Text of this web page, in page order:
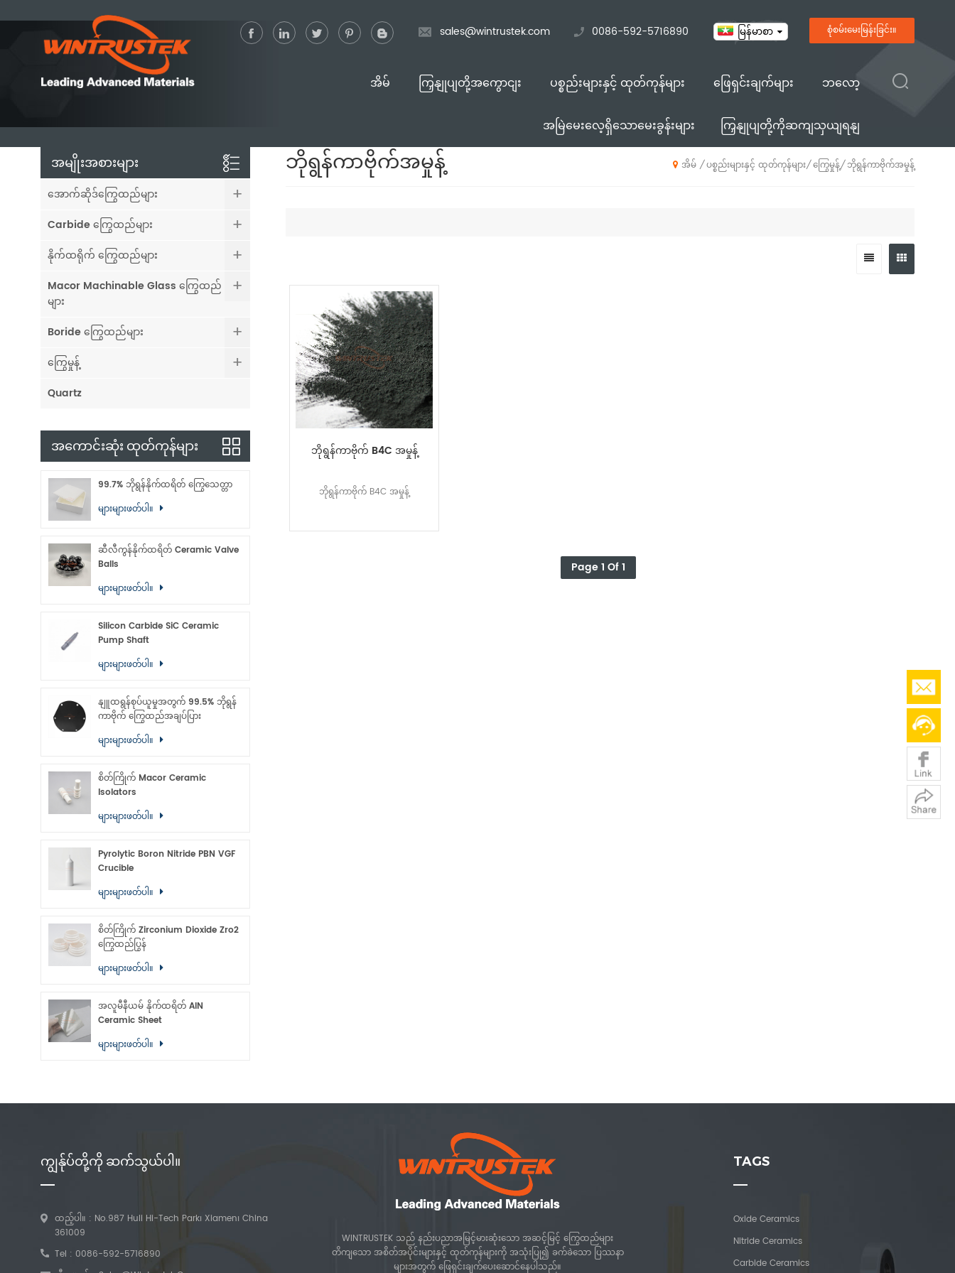
စုံစမ်းမေးမြန်းခြင်း။
မြန်မာစာ
sales@wintrustek.com 0086-592-5716890
အိမ် ကြှနျုပျတို့အကွောငျး ပစ္စည်းများနှင့် ထုတ်ကုန်များ ဖြေရှင်းချက်များ ဘလော့
အမြဲမေးလေ့ရှိသောမေးခွန်းများ ကြှနျုပျတို့ကိုဆကျသှယျရနျ
ဘိုရွန်ကာဗိုက်အမှုန့် အိမ် / ပစ္စည်းများနှင့် ထုတ်ကုန်များ/ ကြွေမှုန့်/ ဘိုရွန်ကာဗိုက်အမှုန့်
ဘိုရွန်ကာဗိုက် B4C အမှုန့်
ဘိုရွန်ကာဗိုက် B4C အမှုန့်
Page 1 Of 1
အမျိုးအစားများ
အောက်ဆိုဒ်ကြွေထည်များ
Carbide ကြွေထည်များ
နိုက်ထရိုက် ကြွေထည်များ
Macor Machinable Glass ကြွေထည်
များ
Boride ကြွေထည်များ
ကြွေမှုန့်
Quartz
အကောင်းဆုံး ထုတ်ကုန်များ
99.7% ဘိုရွန်နိုက်ထရိတ် ကြွေသေတ္တာ
များများဖတ်ပါ။
ဆီလီကွန်နိုက်ထရိတ် Ceramic Valve
Balls
များများဖတ်ပါ။
Silicon Carbide SiC Ceramic
Pump Shaft
များများဖတ်ပါ။
နျူထရွန်စုပ်ယူမှုအတွက် 99.5% ဘိုရွန်
ကာဗိုက် ကြွေထည်အချပ်ပြား
များများဖတ်ပါ။
စိတ်ကြိုက် Macor Ceramic
Isolators
များများဖတ်ပါ။
Pyrolytic Boron Nitride PBN VGF
Crucible
များများဖတ်ပါ။
စိတ်ကြိုက် Zirconium Dioxide Zro2
ကြွေထည်ပြွန်
များများဖတ်ပါ။
အလူမီနီယမ် နိုက်ထရိတ် AlN
Ceramic Sheet
များများဖတ်ပါ။
ကျွန်ုပ်တို့ကို ဆက်သွယ်ပါ။
ထည့်ပါ။ : No.987 Huli Hi-Tech Park၊ Xiamen၊ China
361009
Tel : 0086-592-5716890
WINTRUSTEK သည် နည်းပညာအမြင့်မားဆုံးသော အဆင့်မြင့် ကြွေထည်များ
တိကျသော အစိတ်အပိုင်းများနှင့် ထုတ်ကုန်များကို အသုံးပြု၍ ခက်ခဲသော ပြဿနာ
များအတွက် ဖြေရှင်းချက်ပေးဆောင်နေပါသည်။
TAGS
Oxide Ceramics
Nitride Ceramics
Carbide Ceramics